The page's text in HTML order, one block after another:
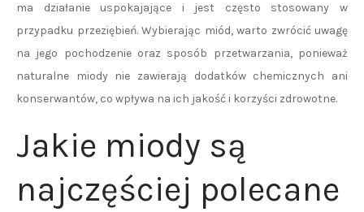
ma działanie uspokajające i jest często stosowany w
przypadku przeziębień. Wybierając miód, warto zwrócić uwagę
na jego pochodzenie oraz sposób przetwarzania, ponieważ
naturalne miody nie zawierają dodatków chemicznych ani
konserwantów, co wpływa na ich jakość i korzyści zdrowotne.
Jakie miody są
najczęściej polecane